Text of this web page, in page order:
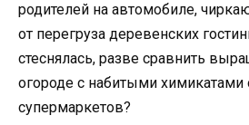
родителей на автомобиле,
от перегруза деревенских
стеснялась, разве сравнить
огороде с набитыми
супермаркетов?